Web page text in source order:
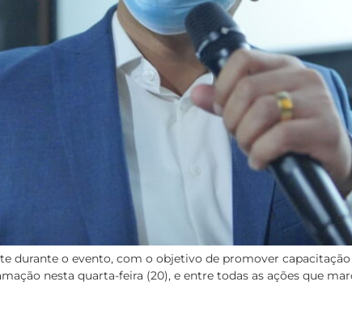
durante o evento, com o objetivo de promover
nesta quarta-feira (20), e entre todas as ações que